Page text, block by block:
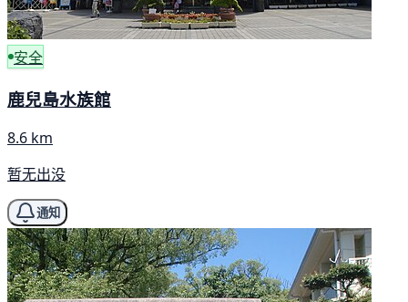
安全
鹿兒島水族館
8.6 km
暂无出没
通知